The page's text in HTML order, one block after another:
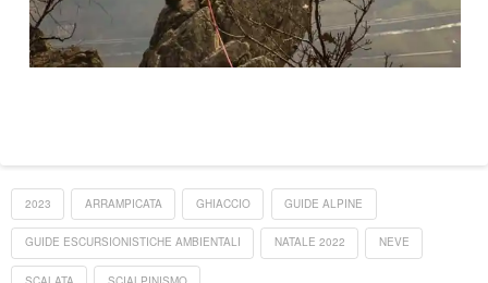
2023 ARRAMPICATA GHIACCIO GUIDE ALPINE
GUIDE ESCURSIONISTICHE AMBIENTALI NATALE 2022 NEVE